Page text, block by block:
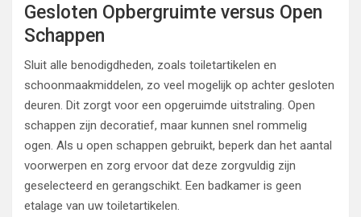
Gesloten Opbergruimte versus Open
Schappen
Sluit alle benodigdheden, zoals toiletartikelen en
schoonmaakmiddelen, zo veel mogelijk op achter gesloten
deuren. Dit zorgt voor een opgeruimde uitstraling. Open
schappen zijn decoratief, maar kunnen snel rommelig
ogen. Als u open schappen gebruikt, beperk dan het aantal
voorwerpen en zorg ervoor dat deze zorgvuldig zijn
geselecteerd en gerangschikt. Een badkamer is geen
etalage van uw toiletartikelen.